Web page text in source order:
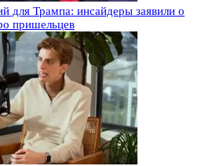
для Трампа: инсайдеры заявили о
пришельцев